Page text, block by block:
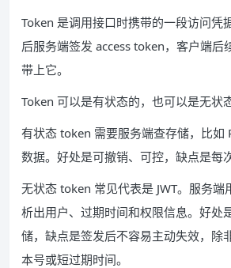
Token 是调用接口时携带的一段访问凭
后服务端签发 access token，客户端后
带上它。
Token 可以是有状态的，也可以是无状
有状态 token 需要服务端查存储，比如
数据。好处是可撤销、可控，缺点是每
无状态 token 常见代表是 JWT。服务端
析出用户、过期时间和权限信息。好处
储，缺点是签发后不容易主动失效，除
本号或短过期时间。